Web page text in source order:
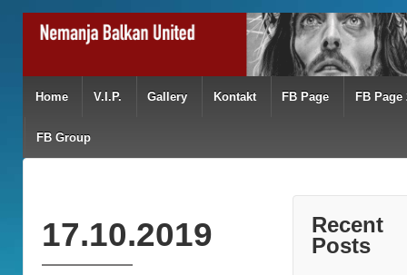
Home V.I.P. Gallery Kontakt FB Page FB Page
FB Group
17.10.2019
Recent
Posts